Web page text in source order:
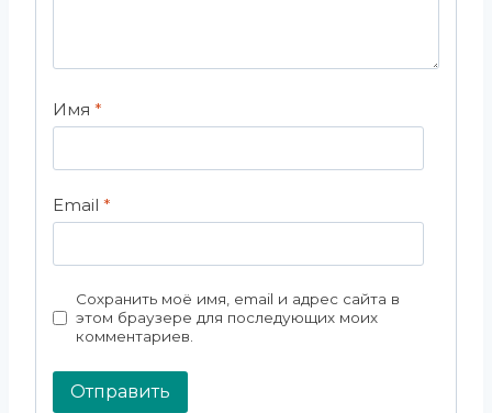
Имя *
Email *
Сохранить моё имя, email и адрес сайта в
этом браузере для последующих моих
комментариев.